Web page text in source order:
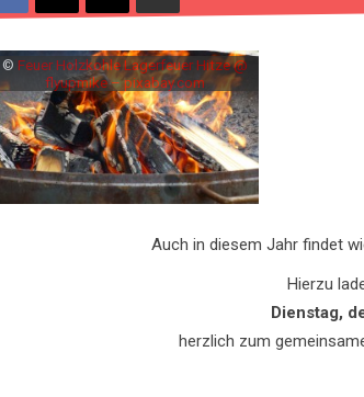
© Feuer Holzkohle Lagerfeuer Hitze @
flyupmike – pixabay.com
Auch in diesem Jahr findet
Hierzu
Dienstag,
herzlich zum